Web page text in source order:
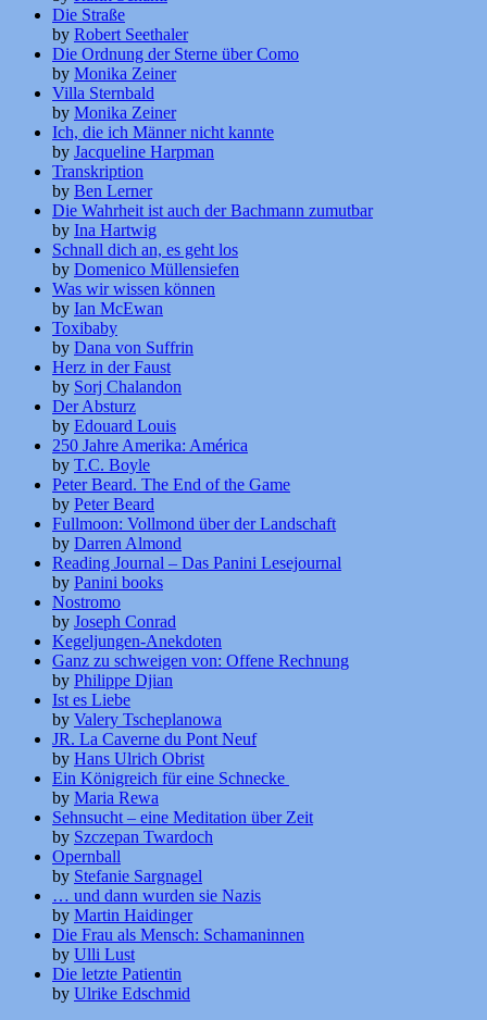
Die Straße
by Robert Seethaler
Die Ordnung der Sterne über Como
by Monika Zeiner
Villa Sternbald
by Monika Zeiner
Ich, die ich Männer nicht kannte
by Jacqueline Harpman
Transkription
by Ben Lerner
Die Wahrheit ist auch der Bachmann zumutbar
by Ina Hartwig
Schnall dich an, es geht los
by Domenico Müllensiefen
Was wir wissen können
by Ian McEwan
Toxibaby
by Dana von Suffrin
Herz in der Faust
by Sorj Chalandon
Der Absturz
by Edouard Louis
250 Jahre Amerika: América
by T.C. Boyle
Peter Beard. The End of the Game
by Peter Beard
Fullmoon: Vollmond über der Landschaft
by Darren Almond
Reading Journal – Das Panini Lesejournal
by Panini books
Nostromo
by Joseph Conrad
Kegeljungen-Anekdoten
Ganz zu schweigen von: Offene Rechnung
by Philippe Djian
Ist es Liebe
by Valery Tscheplanowa
JR. La Caverne du Pont Neuf
by Hans Ulrich Obrist
Ein Königreich für eine Schnecke
by Maria Rewa
Sehnsucht – eine Meditation über Zeit
by Szczepan Twardoch
Opernball
by Stefanie Sargnagel
… und dann wurden sie Nazis
by Martin Haidinger
Die Frau als Mensch: Schamaninnen
by Ulli Lust
Die letzte Patientin
by Ulrike Edschmid